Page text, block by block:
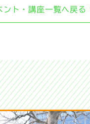
ント・講座⼀覧へ戻る